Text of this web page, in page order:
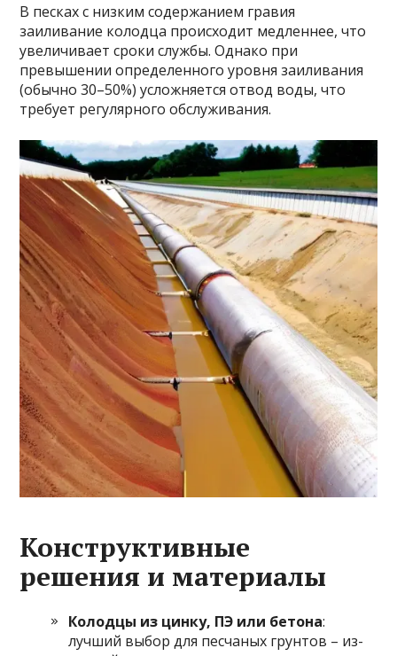
В песках с низким содержанием гравия
заиливание колодца происходит медленнее, что
увеличивает сроки службы. Однако при
превышении определенного уровня заиливания
(обычно 30–50%) усложняется отвод воды, что
требует регулярного обслуживания.
Конструктивные
решения и материалы
Колодцы из цинку, ПЭ или бетона:
лучший выбор для песчаных грунтов – из-